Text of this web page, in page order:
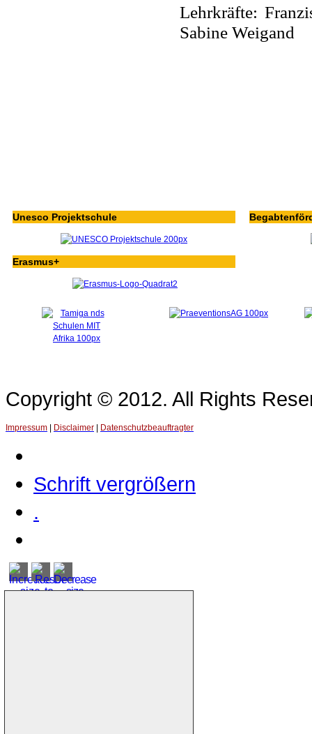
Lehrkräfte:
Sabine Weigand
Unesco Projektschule
Erasmus+
Copyright © 2012. All Rights
Impressum Disclaimer Datenschutzbeauftragter
Schrift vergrößern
.